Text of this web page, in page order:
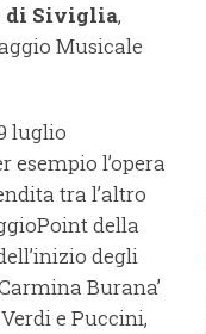
di Siviglia,
Musicale
luglio
esempio l’opera
tra l’altro
della
degli
Burana’
e Puccini,